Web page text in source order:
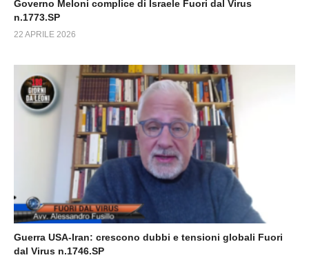
Governo Meloni complice di Israele Fuori dal Virus
n.1773.SP
22 APRILE 2026
Guerra USA-Iran: crescono dubbi e tensioni globali Fuori
dal Virus n.1746.SP